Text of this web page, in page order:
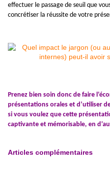
effectuer le passage de seuil que
concrétiser la réussite de votre
Prenez bien soin donc de faire
présentations orales et d’utiliser
si vous voulez que cette
captivante et mémorisable, en
Articles complémentaires